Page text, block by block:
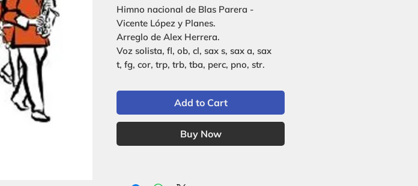
Himno nacional de Blas Parera -
Vicente López y Planes.
Arreglo de Alex Herrera.
Voz solista, fl, ob, cl, sax s, sax a, sax
t, fg, cor, trp, trb, tba, perc, pno, str.
Add to Cart
Buy Now